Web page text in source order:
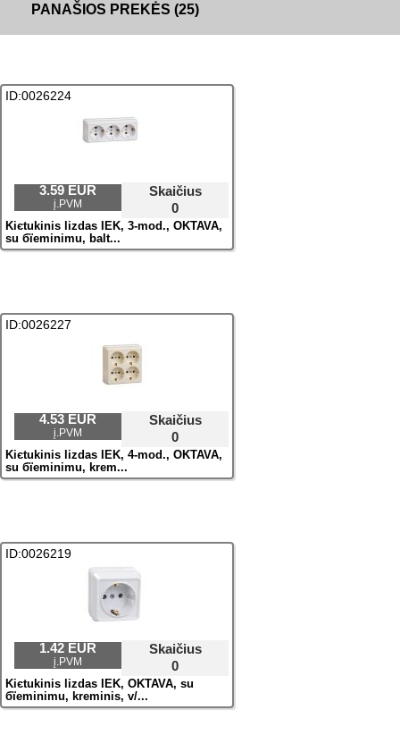
PANAŠIOS PREKĖS (25)
ID:0026224
Skaičius
0
3.59 EUR
į.PVM
Kiєtukinis lizdas IEK, 3-mod., OKTAVA,
su бїeminimu, balt...
ID:0026227
Skaičius
0
4.53 EUR
į.PVM
Kiєtukinis lizdas IEK, 4-mod., OKTAVA,
su бїeminimu, krem...
ID:0026219
Skaičius
0
1.42 EUR
į.PVM
Kiєtukinis lizdas IEK, OKTAVA, su
бїeminimu, kreminis, v/...